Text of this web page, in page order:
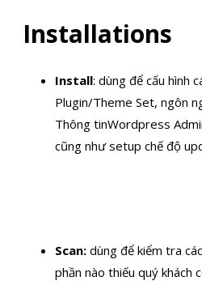
Installations
Install: dùng để cấu hình
Plugin/Theme Set, ngôn
Thông tinWordpress
cũng như setup chế độ
Scan: dùng để kiểm tra
phần nào thiếu quý khách